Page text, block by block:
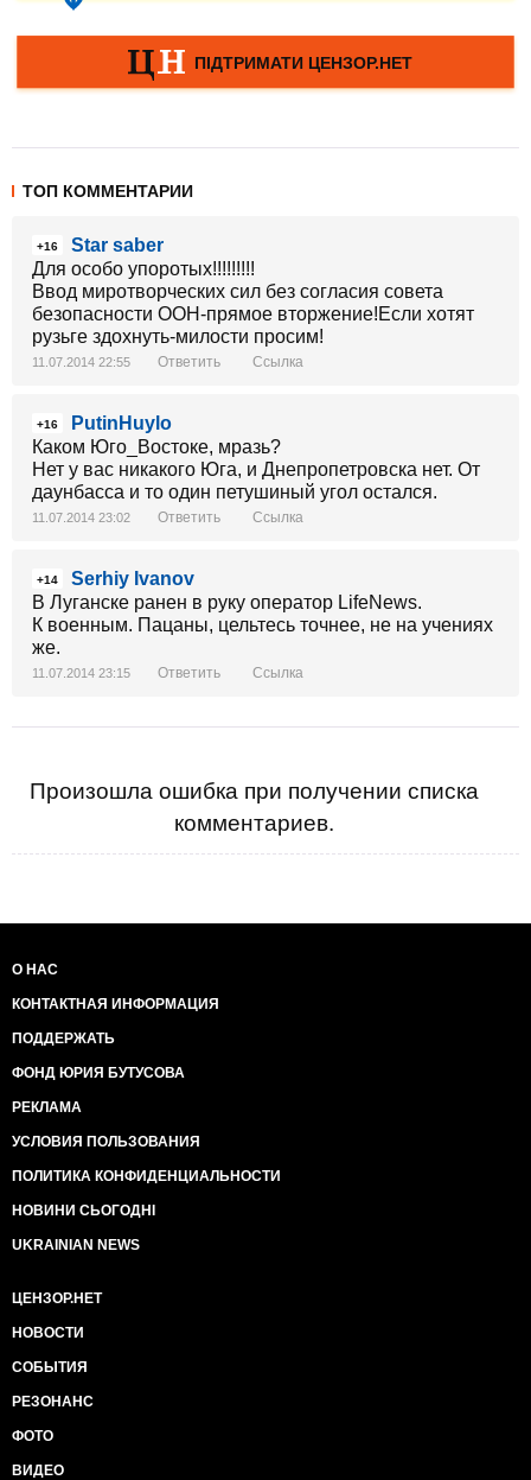
ТОП КОММЕНТАРИИ
+16
Star saber
Для особо упоротых!!!!!!!!!
Ввод миротворческих сил без согласия совета
безопасности ООН-прямое вторжение!Если хотят
рузьге здохнуть-милости просим!
11.07.2014 22:55 Ответить Ссылка
+16
PutinHuylo
Каком Юго_Востоке, мразь?
Нет у вас никакого Юга, и Днепропетровска нет. От
даунбасса и то один петушиный угол остался.
11.07.2014 23:02 Ответить Ссылка
+14
Serhiy Ivanov
В Луганске ранен в руку оператор LifeNews.
К военным. Пацаны, цельтесь точнее, не на учениях
же.
11.07.2014 23:15 Ответить Ссылка
Произошла ошибка при получении списка
комментариев.
О НАС
КОНТАКТНАЯ ИНФОРМАЦИЯ
ПОДДЕРЖАТЬ
ФОНД ЮРИЯ БУТУСОВА
РЕКЛАМА
УСЛОВИЯ ПОЛЬЗОВАНИЯ
ПОЛИТИКА КОНФИДЕНЦИАЛЬНОСТИ
НОВИНИ СЬОГОДНІ
UKRAINIAN NEWS
ЦЕНЗОР.НЕТ
НОВОСТИ
СОБЫТИЯ
РЕЗОНАНС
ФОТО
ВИДЕО